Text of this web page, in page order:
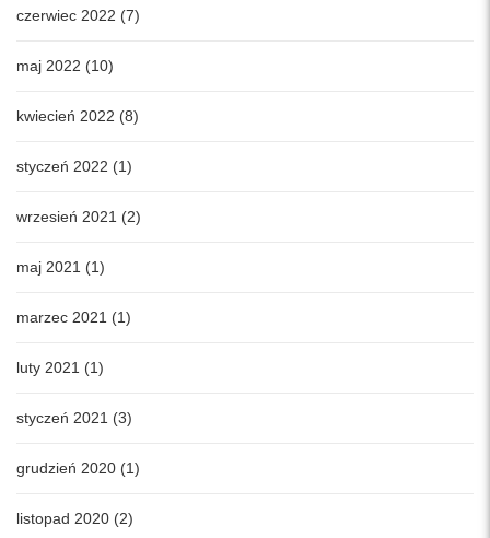
czerwiec 2022 (7)
maj 2022 (10)
kwiecień 2022 (8)
styczeń 2022 (1)
wrzesień 2021 (2)
maj 2021 (1)
marzec 2021 (1)
luty 2021 (1)
styczeń 2021 (3)
grudzień 2020 (1)
listopad 2020 (2)